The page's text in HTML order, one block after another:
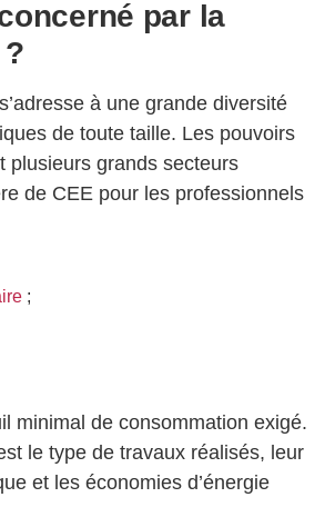
par la
à une grande diversité
de toute taille. Les pouvoirs
plusieurs grands secteurs
de CEE pour les professionnels
;
minimal de consommation exigé.
le type de travaux réalisés, leur
et les économies d’énergie